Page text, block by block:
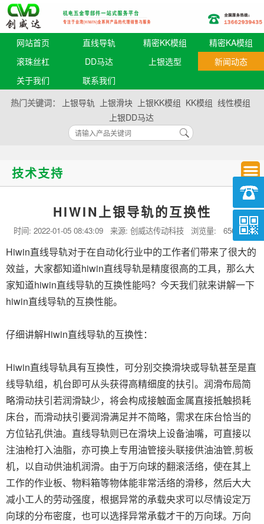
网站首页 直线导轨 精密KK模组
精密KA模组
滚珠丝杠
DD马达 上银选型
新闻动态
关于我们
联系我们
热门关键词：
上银导轨 上银滑块 上银KK模组 KK模组 线性模组
上银DD马达
技术支持
HIWIN上银导轨的互换性
时间: 2022-01-05 08:43:09 来源: 创威达传动科技 浏览量: 656 次
Hiwin直线导轨对于在自动化行业中的工作者们带来了很大的
效益，大家都知道hiwin直线导轨是精度很高的工具，那么大
家知道hiwin直线导轨的互换性能吗？今天我们就来讲解一下
hiwin直线导轨的互换性能。
仔细讲解Hiwin直线导轨的互换性：
Hiwin直线导轨具有互换性，可分别交换滑块或导轨甚至是直
线导轨组，机台即可从头获得高精细度的扶引。润滑布局简
略滑动扶引若润滑缺少，将会构成接触面金属直接抵触损耗
床台，而滑动扶引要润滑满足并不简略，需求在床台恰当的
方位钻孔供油。直线导轨则已在滑块上设备油嘴，可直接以
注油枪打入油脂，亦可换上专用油管接头联接供油油管,剪板
机，以自动供油机润滑。由于万向球的翻滚活络，使在其上
工作的作业板、物料箱等物体能非常活络的滑移，然后大大
减小工人的劳动强度，根据异常的承载央求可以尽情设定万
向球的分布密度，也可以选择异常承载才干的万向球。万向